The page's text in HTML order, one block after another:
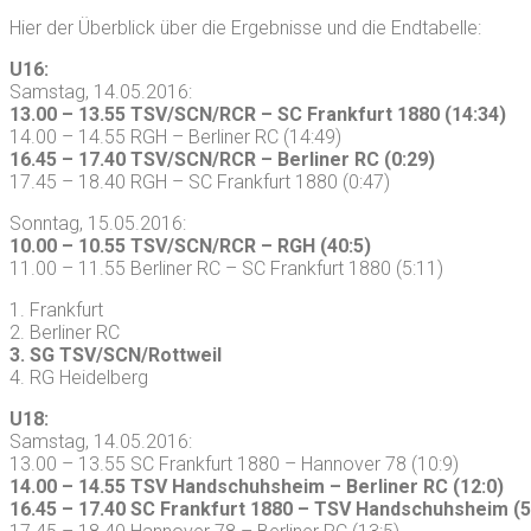
Hier der Überblick über die Ergebnisse und die Endtabelle:
U16:
Samstag, 14.05.2016:
13.00 – 13.55 TSV/SCN/RCR – SC Frankfurt 1880 (14:34)
14.00 – 14.55 RGH – Berliner RC (14:49)
16.45 – 17.40 TSV/SCN/RCR – Berliner RC (0:29)
17.45 – 18.40 RGH – SC Frankfurt 1880 (0:47)
Sonntag, 15.05.2016:
10.00 – 10.55 TSV/SCN/RCR – RGH (40:5)
11.00 – 11.55 Berliner RC – SC Frankfurt 1880 (5:11)
1. Frankfurt
2. Berliner RC
3. SG TSV/SCN/Rottweil
4. RG Heidelberg
U18:
Samstag, 14.05.2016:
13.00 – 13.55 SC Frankfurt 1880 – Hannover 78 (10:9)
14.00 – 14.55 TSV Handschuhsheim – Berliner RC (12:0)
16.45 – 17.40 SC Frankfurt 1880 – TSV Handschuhsheim